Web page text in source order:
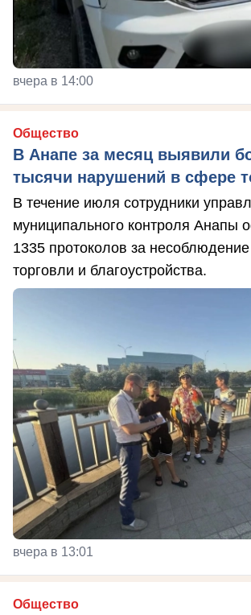
вчера в 14:00
Общество
В Анапе за месяц выявили
тысячи нарушений в сфере
В течение июля сотрудники
муниципального контроля Анапы
1335 протоколов за
торговли и благоустройства.
вчера в 13:01
Общество